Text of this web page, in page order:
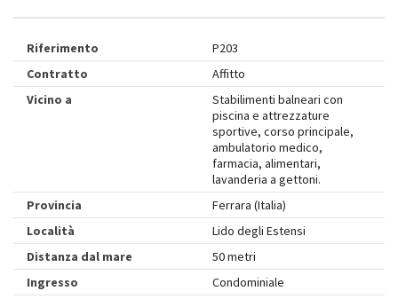
Riferimento
P203
Contratto
Affitto
Vicino a
Stabilimenti balneari con
piscina e attrezzature
sportive, corso principale,
ambulatorio medico,
farmacia, alimentari,
lavanderia a gettoni.
Provincia
Ferrara (Italia)
Località
Lido degli Estensi
Distanza dal mare
50 metri
Ingresso
Condominiale